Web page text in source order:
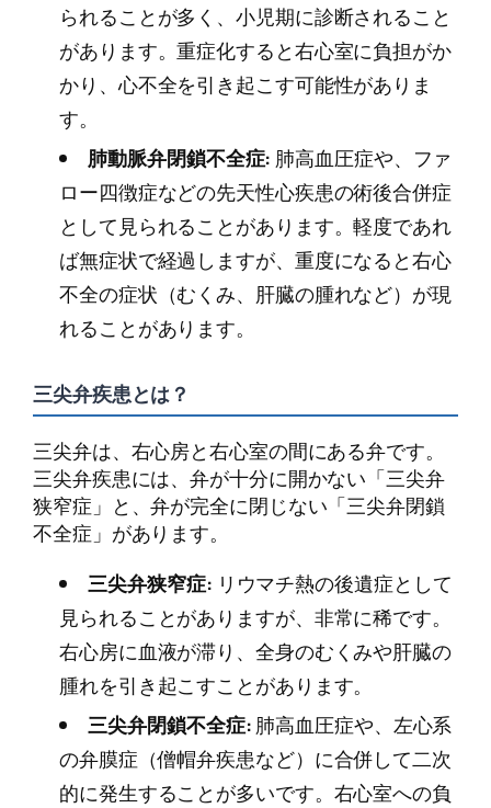
られることが多く、小児期に診断されること
があります。重症化すると右心室に負担がか
かり、心不全を引き起こす可能性がありま
す。
肺動脈弁閉鎖不全症: 肺高血圧症や、ファ
ロー四徴症などの先天性心疾患の術後合併症
として見られることがあります。軽度であれ
ば無症状で経過しますが、重度になると右心
不全の症状（むくみ、肝臓の腫れなど）が現
れることがあります。
三尖弁疾患とは？
三尖弁は、右心房と右心室の間にある弁です。
三尖弁疾患には、弁が十分に開かない「三尖弁
狭窄症」と、弁が完全に閉じない「三尖弁閉鎖
不全症」があります。
三尖弁狭窄症: リウマチ熱の後遺症として
見られることがありますが、非常に稀です。
右心房に血液が滞り、全身のむくみや肝臓の
腫れを引き起こすことがあります。
三尖弁閉鎖不全症:肺高血圧症や、左心系
の弁膜症（僧帽弁疾患など）に合併して二次
的に発生することが多いです。右心室への負